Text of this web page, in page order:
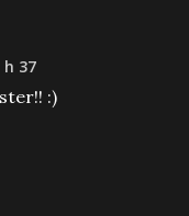
h 37
:)